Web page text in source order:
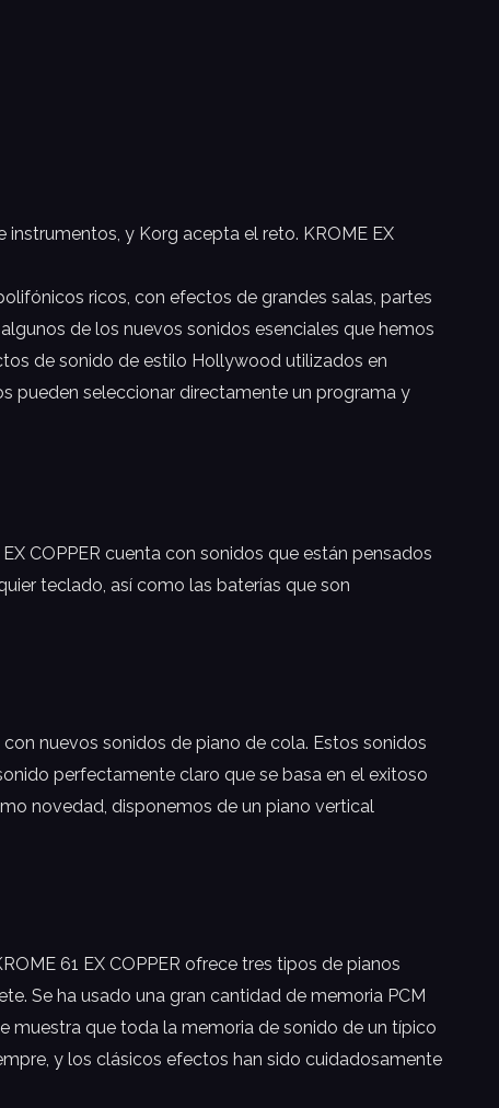
y Korg acepta el reto. KROME EX
ricos, con efectos de grandes salas, partes
de los nuevos sonidos esenciales que hemos
de sonido de estilo Hollywood utilizados en
pueden seleccionar directamente un programa y
COPPER cuenta con sonidos que están pensados
teclado, así como las baterías que son
nuevos sonidos de piano de cola. Estos sonidos
perfectamente claro que se basa en el exitoso
novedad, disponemos de un piano vertical
61 EX COPPER ofrece tres tipos de pianos
Se ha usado una gran cantidad de memoria PCM
muestra que toda la memoria de sonido de un típico
y los clásicos efectos han sido cuidadosamente